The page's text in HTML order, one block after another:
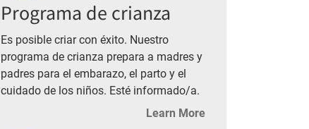
Programa de crianza
Es posible criar con éxito. Nuestro
programa de crianza prepara a madres y
padres para el embarazo, el parto y el
cuidado de los niños. Esté informado/a.
Learn More